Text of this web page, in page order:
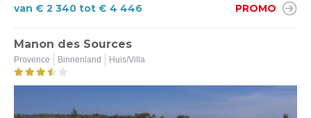
van € 2 340 tot € 4 446 PROMO
Manon des Sources
Provence Binnenland Huis/Villa